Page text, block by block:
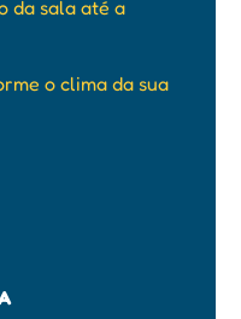
da sala até a
o clima da sua